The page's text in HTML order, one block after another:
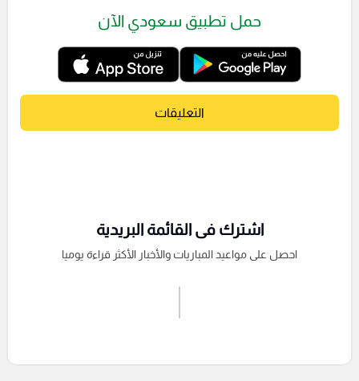
حمل تطبيق سعودي الآن
التعليقات
اشترك فى القائمة البريدية
احصل على مواعيد المباريات والأخبار الأكثر قراءة يوميا